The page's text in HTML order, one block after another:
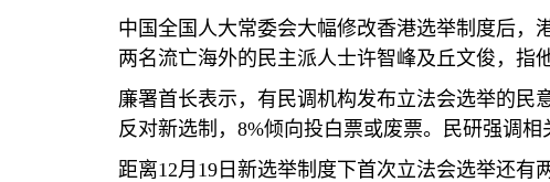
中国全国人大常委会大幅修改香港选举制度后，
两名流亡海外的民主派人士许智峰及丘文俊，指
廉署首长表示，有民调机构发布立法会选举的民
反对新选制， 8%倾向投白票或废票。民研强调相
距离12月 19 日新选举制度下首次立法会选举还有